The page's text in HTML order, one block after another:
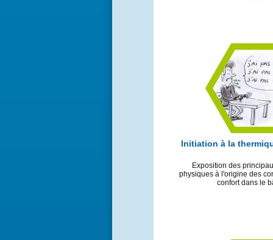
Initiation à la
Exposition des
physiques à l'origine des
confort dans le